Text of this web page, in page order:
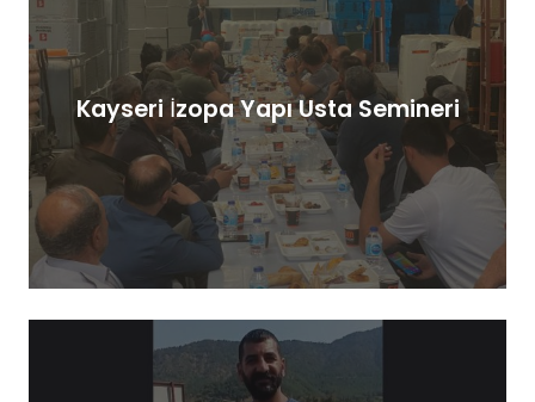
Kayseri İzopa Yapı Usta Semineri